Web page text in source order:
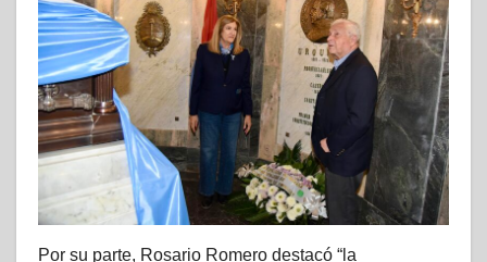
Por su parte, Rosario Romero destacó “la